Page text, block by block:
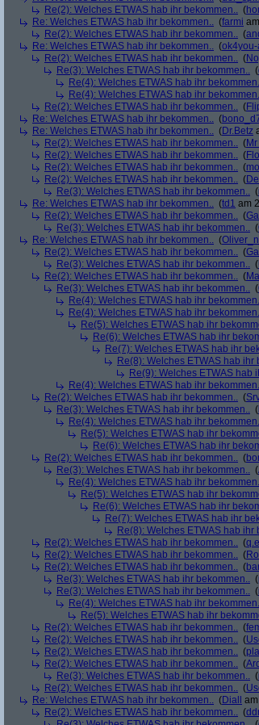
Re(2): Welches ETWAS hab ihr bekommen.. (
Re: Welches ETWAS hab ihr bekommen.. (farmi
Re(2): Welches ETWAS hab ihr bekommen.. (
Re: Welches ETWAS hab ihr bekommen.. (ok4you-
Re(2): Welches ETWAS hab ihr bekommen.. (
Re(3): Welches ETWAS hab ihr bekommen.. (
Re(4): Welches ETWAS hab ihr
Re(4): Welches ETWAS hab ihr
Re(2): Welches ETWAS hab ihr bekommen.. (
Re: Welches ETWAS hab ihr bekommen.. (
Re: Welches ETWAS hab ihr bekommen.. (Dr.Betz
Re(2): Welches ETWAS hab ihr bekommen.. (
Re(2): Welches ETWAS hab ihr bekommen.. (
Re(2): Welches ETWAS hab ihr bekommen.. (
Re(2): Welches ETWAS hab ihr bekommen.. (
Re(3): Welches ETWAS hab ihr bekommen.. (
Re: Welches ETWAS hab ihr bekommen.. (td1 am
Re(2): Welches ETWAS hab ihr bekommen.. (
Re(3): Welches ETWAS hab ihr bekommen.. (
Re: Welches ETWAS hab ihr bekommen.. (
Re(2): Welches ETWAS hab ihr bekommen.. (
Re(3): Welches ETWAS hab ihr bekommen.. (
Re(2): Welches ETWAS hab ihr bekommen.. (
Re(3): Welches ETWAS hab ihr bekommen.. (
Re(4): Welches ETWAS hab ihr
Re(4): Welches ETWAS hab ihr
Re(5): Welches ETWAS hab ihr
Re(6): Welches ETWAS hab ihr
Re(7): Welches ETWAS hab ihr
Re(8): Welches ETWAS hab ihr
Re(9): Welches ETWAS hab
Re(4): Welches ETWAS hab ihr
Re(2): Welches ETWAS hab ihr bekommen.. (
Re(3): Welches ETWAS hab ihr bekommen.. (
Re(4): Welches ETWAS hab ihr
Re(5): Welches ETWAS hab ihr
Re(6): Welches ETWAS hab ihr
Re(2): Welches ETWAS hab ihr bekommen.. (
Re(3): Welches ETWAS hab ihr bekommen.. (
Re(4): Welches ETWAS hab ihr
Re(5): Welches ETWAS hab ihr
Re(6): Welches ETWAS hab ihr
Re(7): Welches ETWAS hab ihr
Re(8): Welches ETWAS hab ihr
Re(2): Welches ETWAS hab ihr bekommen.. (
Re(2): Welches ETWAS hab ihr bekommen.. (
Re(2): Welches ETWAS hab ihr bekommen.. (
Re(3): Welches ETWAS hab ihr bekommen.. (
Re(3): Welches ETWAS hab ihr bekommen.. (
Re(4): Welches ETWAS hab ihr
Re(5): Welches ETWAS hab ihr
Re(2): Welches ETWAS hab ihr bekommen.. (
Re(2): Welches ETWAS hab ihr bekommen.. (
Re(2): Welches ETWAS hab ihr bekommen.. (
Re(2): Welches ETWAS hab ihr bekommen.. (
Re(3): Welches ETWAS hab ihr bekommen.. (
Re(2): Welches ETWAS hab ihr bekommen.. (
Re: Welches ETWAS hab ihr bekommen.. (Diall
Re(2): Welches ETWAS hab ihr bekommen.. (